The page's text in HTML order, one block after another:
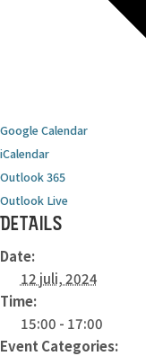
Google Calendar
iCalendar
Outlook 365
Outlook Live
DETAILS
Date:
12 juli, 2024
Time:
15:00 - 17:00
Event Categories: